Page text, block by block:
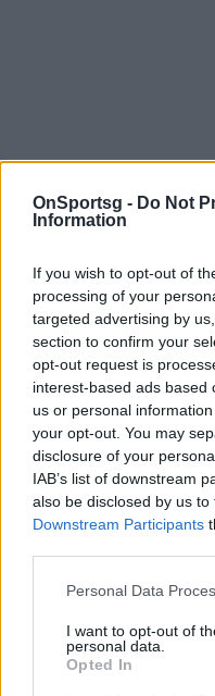
OnSportsg - Do Not
Information
If you wish to opt-out of
processing of your
targeted advertising by
section to confirm your
opt-out request is
interest-based ads based
us or personal
your opt-out. You may
disclosure of your
IAB’s list of downstream
also be disclosed by us
Downstream Participants
Personal Data
I want to opt-out of
personal data.
Opted In